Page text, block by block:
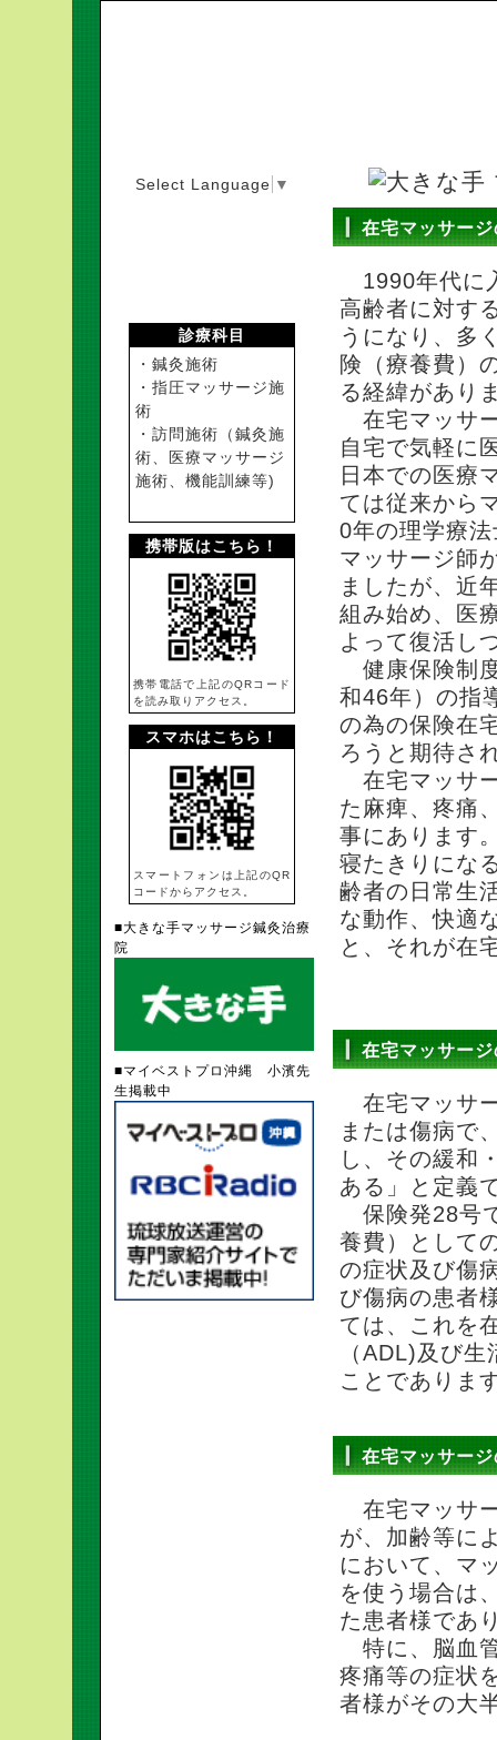
Select Language ▼
診療科目
・鍼灸施術
・指圧マッサージ施
術
・訪問施術（鍼灸施
術、医療マッサージ
施術、機能訓練等)
携帯版はこちら！
携帯電話で上記のQRコード
を読み取りアクセス。
スマホはこちら！
スマートフォンは上記のQR
コードからアクセス。
■大きな手マッサージ鍼灸治療
院
■マイベストプロ沖縄 小濱先
生掲載中
在宅マッサー
1990年代に
高齢者に対す
うになり、多
険（療養費）
る経緯があり
在宅マッサ
自宅で気軽に
日本での医療
ては従来から
0年の理学療
マッサージ師
ましたが、近
組み始め、医
よって復活し
健康保険制
和46年）の指
の為の保険在
ろうと期待さ
在宅マッサ
た麻痺、疼痛
事にあります
寝たきりにな
齢者の日常生
な動作、快適
と、それが在
在宅マッサー
在宅マッサ
または傷病で
し、その緩和
ある」と定義
保険発28号
養費）として
の症状及び傷
び傷病の患者
ては、これを
（ADL)及び
ことでありま
在宅マッサー
在宅マッサ
が、加齢等に
において、マ
を使う場合は
た患者様であ
特に、脳血
疼痛等の症状
者様がその大